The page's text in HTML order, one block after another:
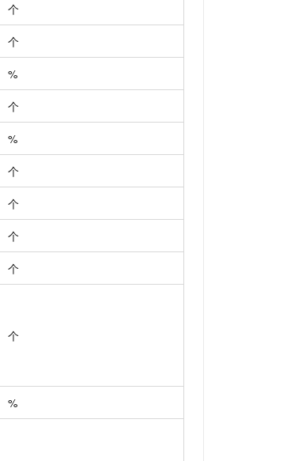
个
个
%
个
%
个
个
个
个
个
%